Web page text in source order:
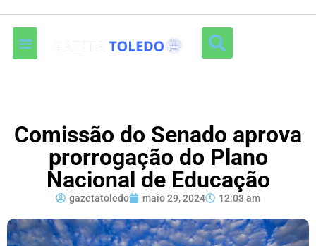
Comissão do Senado aprova
prorrogação do Plano
Nacional de Educação
gazetatoledo maio 29, 2024 12:03 am